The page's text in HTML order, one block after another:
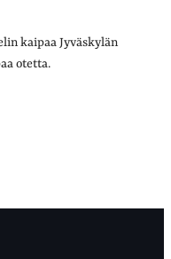
kaipaa Jyväskylän
otetta.